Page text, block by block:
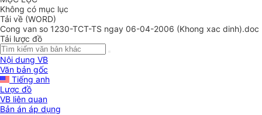
Không có mục lục
Tải về (WORD)
Cong van so 1230-TCT-TS ngay 06-04-2006 (Khong xac dinh).doc
Tải lược đồ
Nội dung VB
Văn bản gốc
Tiếng anh
Lược đồ
VB liên quan
Bản án áp dụng